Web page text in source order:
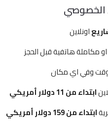
الخصوصي
اونلاين
مكاملة هاتفية قبل الحجز
وفي اي مكان
ابتداء من 11 دولار أمريكي
ابتداء من159 دولار أمريكي